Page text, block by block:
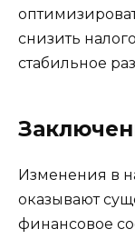
снизить
стабильное
Изменения в
оказывают
финансовое